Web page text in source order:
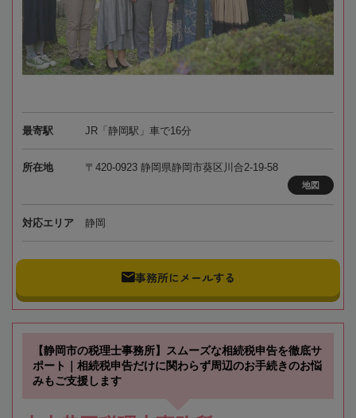
最寄駅 JR「静岡駅」車で16分
所在地 〒420-0923 静岡県静岡市葵区川合2-19-58
地図
対応エリア 静岡
事務所にメールする
【静岡市の税理士事務所】スムーズな相続税申告を徹底サ
ポート｜相続税申告だけに関わらず周辺のお手続きのお悩
みもご支援します